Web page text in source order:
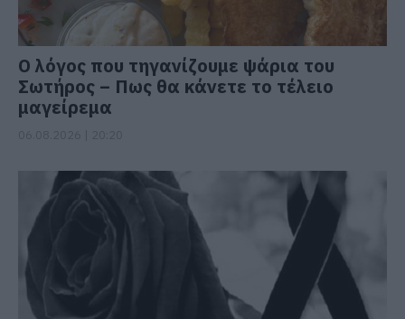
Ο λόγος που τηγανίζουμε ψάρια του
Σωτήρος – Πως θα κάνετε το τέλειο
μαγείρεμα